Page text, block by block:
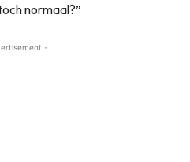
normaal?”
-